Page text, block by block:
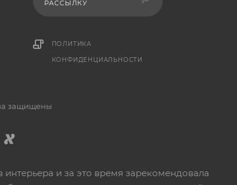
РАССЫЛКУ
ПОЛИТИКА
КОНФИДЕНЦИАЛЬНОСТИ
защищены
и за это время зарекомендовала